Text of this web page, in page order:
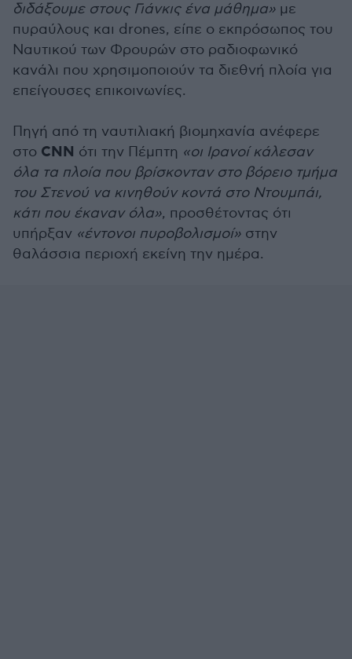
διδάξουμε στους Γιάνκις ένα μάθημα» με
πυραύλους και drones, είπε ο εκπρόσωπος του
Ναυτικού των Φρουρών στο ραδιοφωνικό
κανάλι που χρησιμοποιούν τα διεθνή πλοία για
επείγουσες επικοινωνίες.
Πηγή από τη ναυτιλιακή βιομηχανία ανέφερε
στο CNN ότι την Πέμπτη «οι Ιρανοί κάλεσαν
όλα τα πλοία που βρίσκονταν στο βόρειο τμήμα
του Στενού να κινηθούν κοντά στο Ντουμπάι,
κάτι που έκαναν όλα», προσθέτοντας ότι
υπήρξαν «έντονοι πυροβολισμοί» στην
θαλάσσια περιοχή εκείνη την ημέρα.